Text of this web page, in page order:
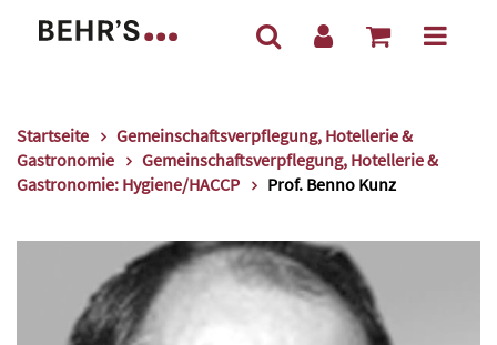
Startseite
Gemeinschaftsverpflegung, Hotellerie &
Gastronomie
Gemeinschaftsverpflegung, Hotellerie &
Gastronomie: Hygiene/HACCP
Prof. Benno Kunz